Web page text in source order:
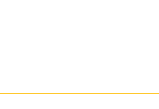
преимущества:
доступны усиленные